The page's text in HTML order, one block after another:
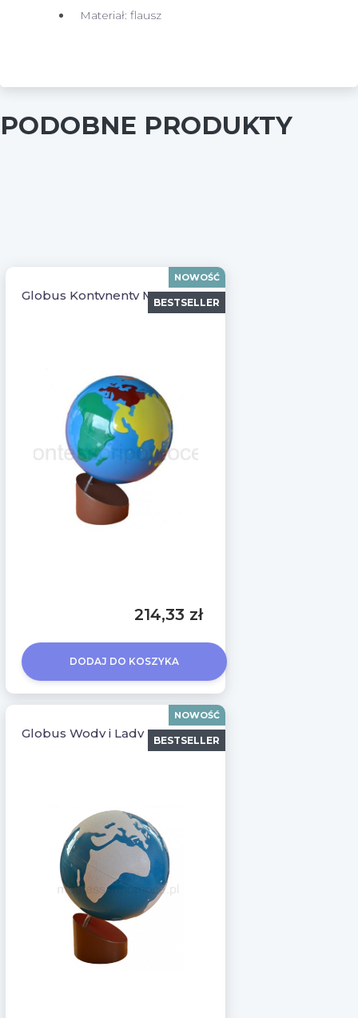
Materiał: flausz
PODOBNE PRODUKTY
Globus Kontynenty Montessori
214,33 zł
DODAJ DO KOSZYKA
NOWOŚĆ
BESTSELLER
Globus Wody i Lądy Montessori
NOWOŚĆ
BESTSELLER